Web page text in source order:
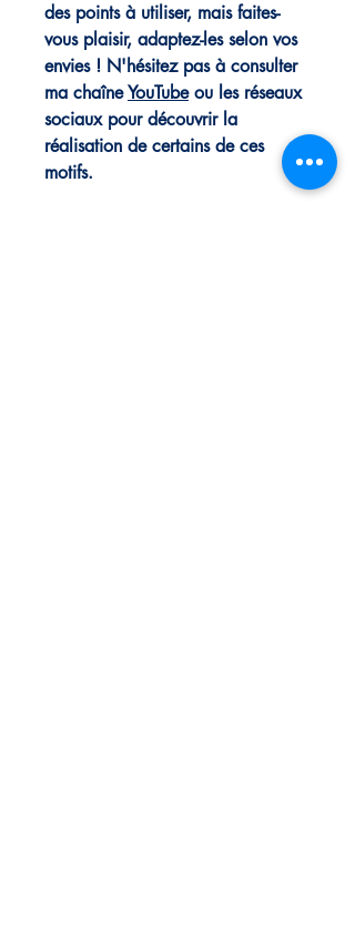
des points à utiliser, mais faites-
vous plaisir, adaptez-les selon vos
envies ! N'hésitez pas à consulter
ma chaîneYouTubeou les réseaux
sociaux pour découvrir la
réalisation de certains de ces
motifs.